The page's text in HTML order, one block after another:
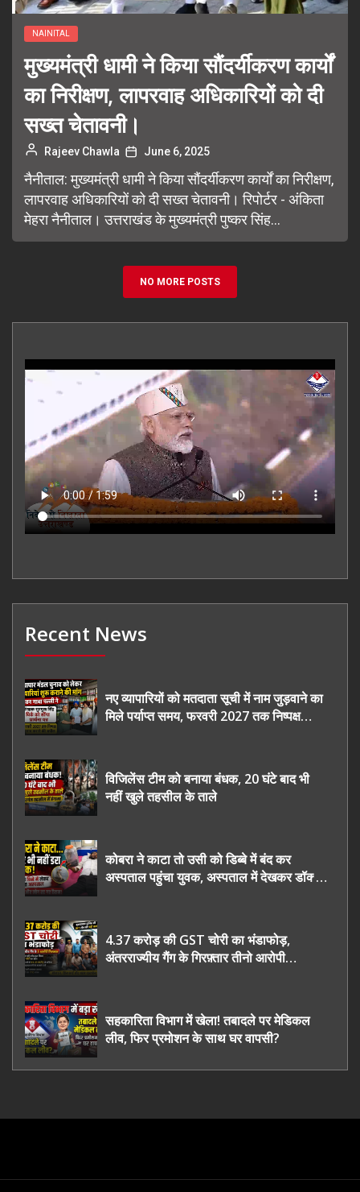
NAINITAL
मुख्यमंत्री धामी ने किया सौंदर्यीकरण कार्यों
का निरीक्षण, लापरवाह अधिकारियों को दी
सख्त चेतावनी।
Rajeev Chawla June 6, 2025
नैनीताल: मुख्यमंत्री धामी ने किया सौंदर्यीकरण कार्यों का निरीक्षण,
लापरवाह अधिकारियों को दी सख्त चेतावनी। रिपोर्टर - अंकिता
मेहरा नैनीताल। उत्तराखंड के मुख्यमंत्री पुष्कर सिंह...
NO MORE POSTS
Recent News
नए व्यापारियों को मतदाता सूची में नाम जुड़वाने का
मिले पर्याप्त समय, फरवरी 2027 तक निष्पक्ष
विजिलेंस टीम को बनाया बंधक, 20 घंटे बाद भी
नहीं खुले तहसील के ताले
कोबरा ने काटा तो उसी को डिब्बे में बंद कर
अस्पताल पहुंचा युवक, अस्पताल में देखकर डॉक्टर
4.37 करोड़ की GST चोरी का भंडाफोड़,
अंतरराज्यीय गैंग के गिरफ़्तार तीनो आरोपी
सहकारिता विभाग में खेला! तबादले पर मेडिकल
लीव, फिर प्रमोशन के साथ घर वापसी?